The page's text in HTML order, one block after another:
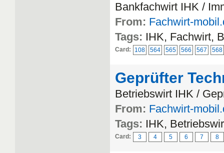
Bankfachwirt IHK /
From: Fachwirt-
Tags: IHK, Fachwirt,
Card: 108 564 565 566 567 568
Geprüfter
Betriebswirt IHK /
From: Fachwirt-
Tags: IHK,
Card: 3 4 5 6 7 8